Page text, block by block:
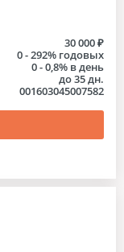
30 000 ₽
0 - 292% годовых
0 - 0,8% в день
до 35 дн.
001603045007582